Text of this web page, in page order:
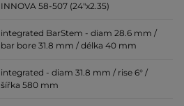
INNOVA 58-507 (24"x2.35)
integrated BarStem - diam 28.6 mm /
bar bore 31.8 mm / délka 40 mm
integrated - diam 31.8 mm / rise 6° /
šířka 580 mm